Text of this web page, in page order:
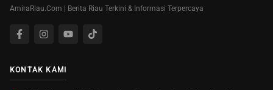
AmiraRiau.Com | Berita Riau Terkini & Informasi Terpercaya
KONTAK KAMI